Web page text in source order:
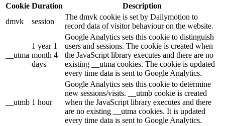
Cookie Duration
Description
dmvk
session
The dmvk cookie is set by Dailymotion to
record data of visitor behaviour on the website.
__utma
1 year 1
month 4
days
Google Analytics sets this cookie to distinguish
users and sessions. The cookie is created when
the JavaScript library executes and there are no
existing __utma cookies. The cookie is updated
every time data is sent to Google Analytics.
__utmb 1 hour
Google Analytics sets this cookie to determine
new sessions/visits. __utmb cookie is created
when the JavaScript library executes and there
are no existing __utma cookies. It is updated
every time data is sent to Google Analytics.